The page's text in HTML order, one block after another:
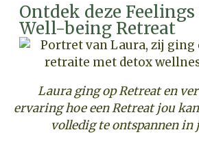
Ontdek deze Feelings
Well-being Retreat
Laura ging op Retreat en
ervaring hoe een Retreat jou
volledig te ontspannen in